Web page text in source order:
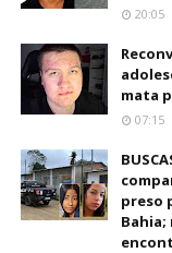
20:05
mata
07:15
preso
Bahia;